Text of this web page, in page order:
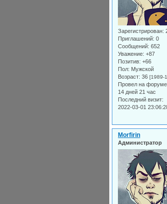
Зарегистрирован:
Приглашений: 0
Сообщений: 652
Уважение: +87
Позитив: +66
Пол: Мужской
Возраст: 36 [1989-
Провел на
14 дней 21 час
Последний визит:
2022-03-01
Morfirin
Администратор